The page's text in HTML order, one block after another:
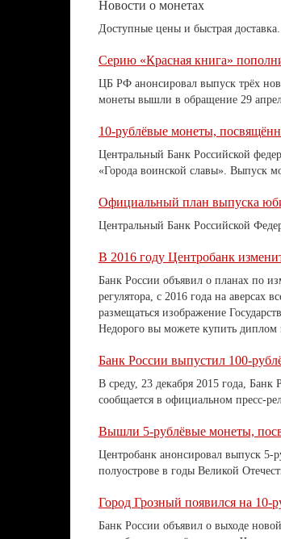
Новости о монетах
Доступные цены и быстрая
Серию «Красная книга»
ЦБ РФ анонсировал выпуск трёх
монеты вышли в обращение 29
10-рублёвые монеты,
Центральный Банк Российской
«Города воинской славы». Выпуск
Официальный план выпуска
Центральный Банк Российской
В 2016 году Центробанк
Банк России объявил о планах по
регулятора, с 2016 года на аверсах
размещаться изображение
Недорого вы можете купить диплом
Банк России выпустил 100-
В среду, 23 декабря 2015 года,
сообщается в официальном пресс-
Вышли 5-рублёвые монеты,
Центробанк анонсировал выпуск
полуострове в годы Великой
Город Грозный появился на 10-
Банк России объявил о выходе